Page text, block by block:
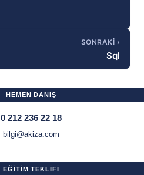
SONRAKI ›
Sql
HEMEN DANIŞ
0 212 236 22 18
bilgi@akiza.com
EĞİTİM TEKLİFİ